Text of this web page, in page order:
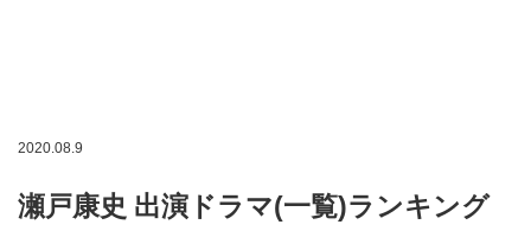
2020.08.9
瀬戸康史 出演ドラマ(一覧)ランキング